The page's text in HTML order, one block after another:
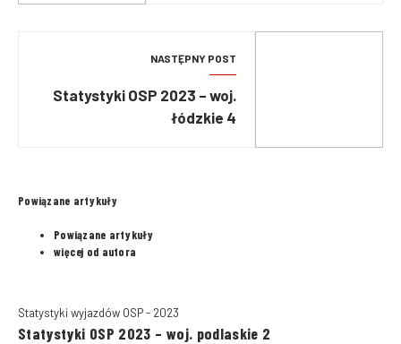
NASTĘPNY POST
Statystyki OSP 2023 – woj.
łódzkie 4
Powiązane artykuły
Powiązane artykuły
więcej od autora
Statystyki wyjazdów OSP - 2023
Statystyki OSP 2023 – woj. podlaskie 2